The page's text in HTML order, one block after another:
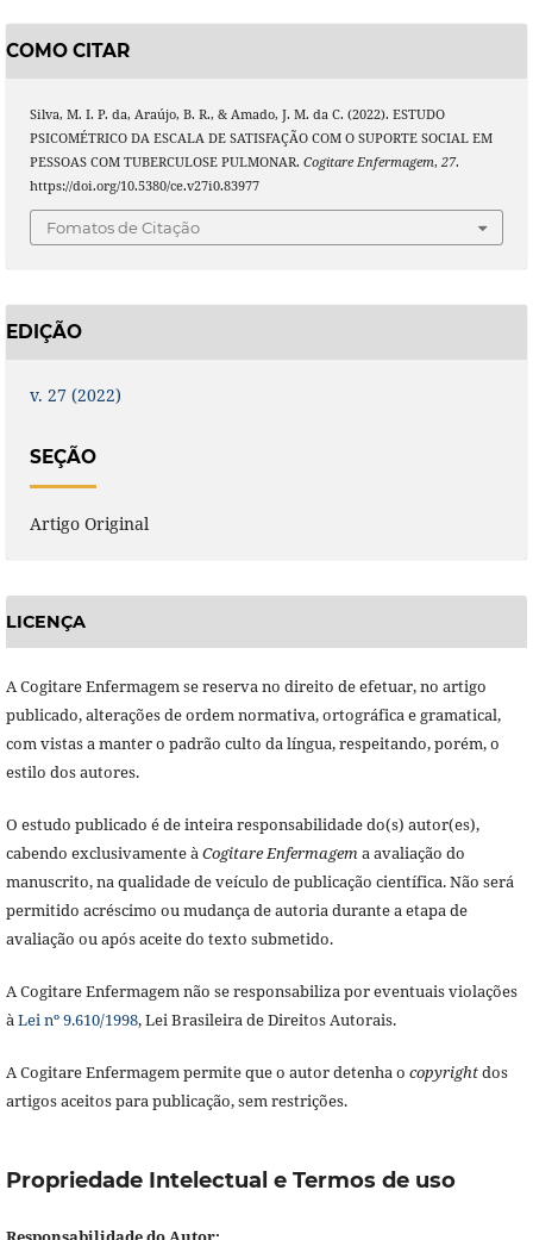
COMO CITAR
Silva, M. I. P. da, Araújo, B. R., & Amado, J. M. da C. (2022). ESTUDO
PSICOMÉTRICO DA ESCALA DE SATISFAÇÃO COM O SUPORTE SOCIAL EM
PESSOAS COM TUBERCULOSE PULMONAR. Cogitare Enfermagem, 27.
https://doi.org/10.5380/ce.v27i0.83977
Fomatos de Citação
EDIÇÃO
v. 27 (2022)
SEÇÃO
Artigo Original
LICENÇA
A Cogitare Enfermagem se reserva no direito de efetuar, no artigo
publicado, alterações de ordem normativa, ortográfica e gramatical,
com vistas a manter o padrão culto da língua, respeitando, porém, o
estilo dos autores.
O estudo publicado é de inteira responsabilidade do(s) autor(es),
cabendo exclusivamente àCogitare Enfermagema avaliação do
manuscrito, na qualidade de veículo de publicação científica. Não será
permitido acréscimo ou mudança de autoria durante a etapa de
avaliação ou após aceite do texto submetido.
A Cogitare Enfermagem não se responsabiliza por eventuais violações
àLei nº 9.610/1998, Lei Brasileira de Direitos Autorais.
A Cogitare Enfermagem permite que o autor detenha o copyrightdos
artigos aceitos para publicação, sem restrições.
Propriedade Intelectual e Termos de uso